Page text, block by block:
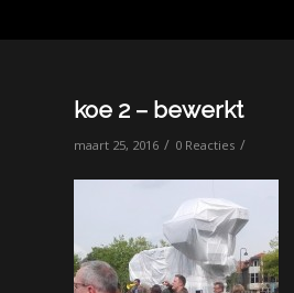
koe 2 – bewerkt
maart 25, 2016 / 0 Reacties /